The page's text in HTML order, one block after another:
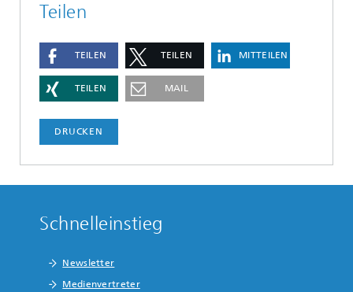
Teilen
TEILEN TEILEN MITTEILEN
TEILEN MAIL
DRUCKEN
Schnelleinstieg
Newsletter
Medienvertreter